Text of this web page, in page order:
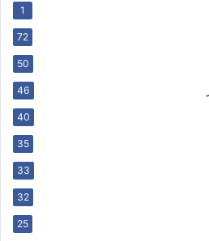
1
72
50
46
40
35
33
32
25